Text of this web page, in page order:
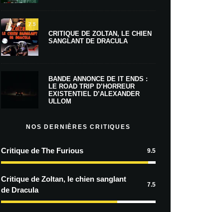
7.5
CRITIQUE DE ZOLTAN, LE CHIEN
SANGLANT DE DRACULA
BANDE ANNONCE DE IT ENDS :
LE ROAD TRIP D’HORREUR
EXISTENTIEL D’ALEXANDER
ULLOM
NOS DERNIÈRES CRITIQUES
Critique de The Furious 9.5
Critique de Zoltan, le chien sanglant
de Dracula
7.5